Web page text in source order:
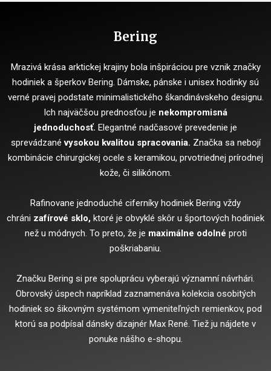
Bering
Mrazivá krása arktickej krajiny bola inšpiráciou pre vznik značky
hodiniek a šperkov Bering. Dámske, pánske i unisex hodinky sú
verné pravej podstate minimalistického škandinávskeho designu.
Ich najväčšou prednosťou je nekompromisná
jednoduchosť. Elegantné nadčasové prevedenie je
sprevádzanévysokou kvalitou spracovania. Značka sa nebojí
kombinácie chirurgickej ocele s keramikou, prvotriednej prírodnej
kože, či silikónom.
Rafinovane jednoduché ciferníky hodiniek Bering vždy
chráni zafírové sklo, ktoré je obvyklé skôr u športových hodiniek
než u módnych. To preto, že je maximálne odolné proti
poškriabaniu.
Značku Bering si pre spoluprácu vyberajú významní návrhári.
Obrovský úspech napríklad zaznamenáva kolekcia osobitých
hodiniek so šikovným systémom vymeniteľných remienkov, pod
ktorú sa podpísal dánsky dizajnér Max René. Tiež ju nájdete v
ponuke nášho e-shopu.